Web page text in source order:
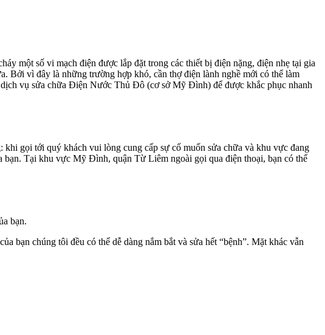
một số vi mạch điện được lắp đặt trong các thiết bị điện nặng, điện nhẹ tại gia
Bởi vì đây là những trường hợp khó, cần thợ điện lành nghề mới có thể làm
vụ sửa chữa Điện Nước Thủ Đô (cơ sở Mỹ Đình) để được khắc phục nhanh
gọi tới quý khách vui lòng cung cấp sự cố muốn sửa chữa và khu vực đang
Tại khu vực Mỹ Đình, quận Từ Liêm ngoài gọi qua điện thoại, bạn có thể
bạn.
bạn chúng tôi đều có thể dễ dàng nắm bắt và sửa hết “bệnh”. Mặt khác vẫn